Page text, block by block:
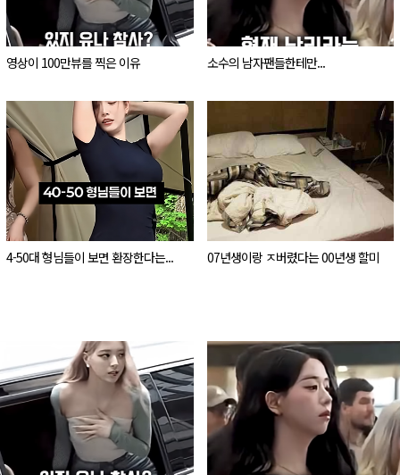
영상이 100만뷰를 찍은 이유 소수의 남자팬들한테만...
4-50대 형님들이 보면 환장한다는... 07년생이랑 ㅈ버렸다는 00년생 할미